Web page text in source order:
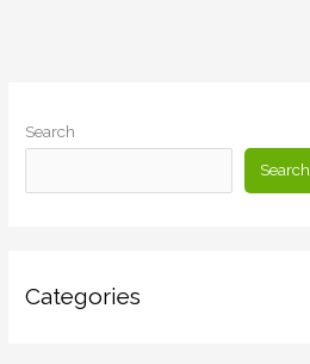
Search
Search
Categories